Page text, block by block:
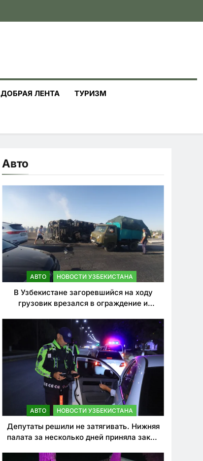
ДОБРАЯ ЛЕНТА ТУРИЗМ
Авто
АВТО НОВОСТИ УЗБЕКИСТАНА
В Узбекистане загоревшийся на ходу
грузовик врезался в ограждение и
АВТО НОВОСТИ УЗБЕКИСТАНА
Депутаты решили не затягивать. Нижняя
палата за несколько дней приняла закон
нарушителей ПДД